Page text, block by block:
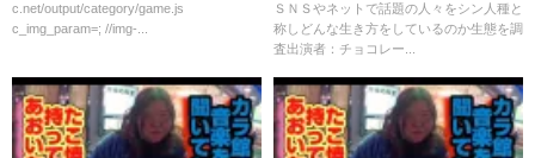
c.net/output/category/game.js
c_img_param=; //img-...
ＳＮＳやネットで話題の人々をシン人種と
称しどんな生き方をしているのか生態を調
査出演者：チョコレー...